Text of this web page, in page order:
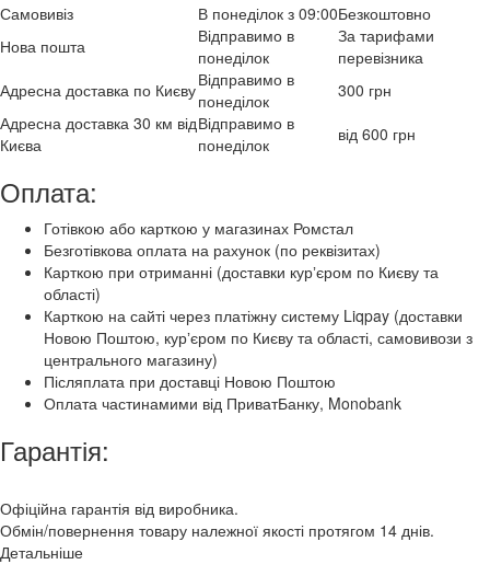
Самовивіз В понеділок з 09:00Безкоштовно
Нова пошта
Відправимо в
понеділок
За тарифами
перевізника
Адресна доставка по КиєвуВідправимо в
понеділок
300 грн
Адресна доставка 30 км від
Києва
Відправимо в
понеділок
від 600 грн
Оплата:
Готівкою або карткою у магазинах Ромстал
Безготівкова оплата на рахунок (по реквізитах)
Карткою при отриманні (доставки курʼєром по Києву та
області)
Карткою на сайті через платіжну систему Liqpay (доставки
Новою Поштою, курʼєром по Києву та області, самовивози з
центрального магазину)
Післяплата при доставці Новою Поштою
Оплата частинамими від ПриватБанку, Monobank
Гарантія:
Офіційна гарантія від виробника.
Обмін/повернення товару належної якості протягом 14 днів.
Детальніше